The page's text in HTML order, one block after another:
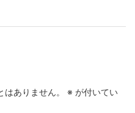
ありません。 ※ が付いてい